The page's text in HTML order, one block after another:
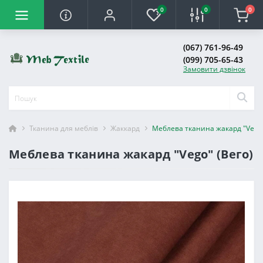
0 0 0
(067) 761-96-49
(099) 705-65-43
Замовити дзвінок
Тканина для меблів Жаккард Меблева тканина жакард
Меблева тканина жакард "Vego" (Вего)